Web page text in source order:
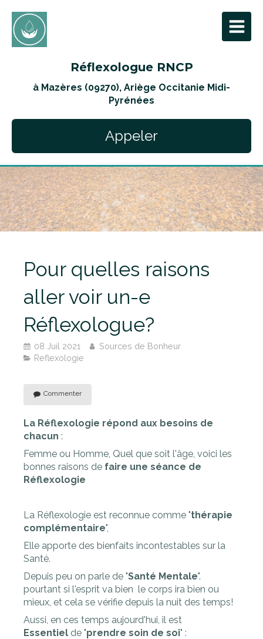
Réflexologue RNCP
à Mazères (09270), Ariège Occitanie Midi-
Pyrénées
Appeler
Pour quelles raisons
aller voir un-e
Réflexologue?
08 Juil 2021
Sources de Bonheur
Reflexologie
Commenter
La Réflexologie répond aux besoins de
chacun :
Femme ou Homme, Quel que soit l'âge, voici les
bonnes raisons de faire une séance de
Réflexologie
La Réflexologie est reconnue comme "thérapie
complémentaire",
Elle apporte des bienfaits incontestables sur la
Santé.
Depuis peu on parle de "Santé Mentale".
pourtant si l'esprit va bien le corps ira bien ou
mieux, et cela se vérifie depuis la nuit des temps!
Aussi, en ces temps aujourd'hui, il est
Essentiel de "prendre soin de soi" :